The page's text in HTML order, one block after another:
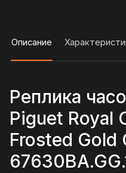
Описание
Реплика
Piguet Royal
Frosted Gold